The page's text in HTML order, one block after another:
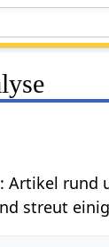
: Artikel rund
streut